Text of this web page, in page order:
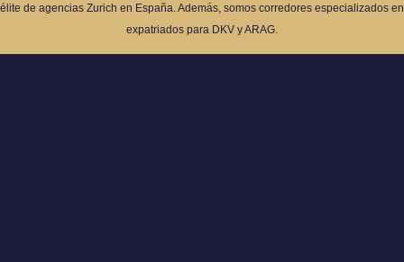
élite de agencias Zurich en España. Además, somos corredores especializados en
expatriados para DKV y ARAG.